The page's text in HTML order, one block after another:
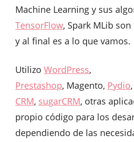
Machine Learning y sus
TensorFlow, Spark MLib
y al final es a lo que vamos.
UtilizoWordPress,
Prestashop, Magento, Pydio,
CRM, sugarCRM, otras
propio código para los
dependiendo de las